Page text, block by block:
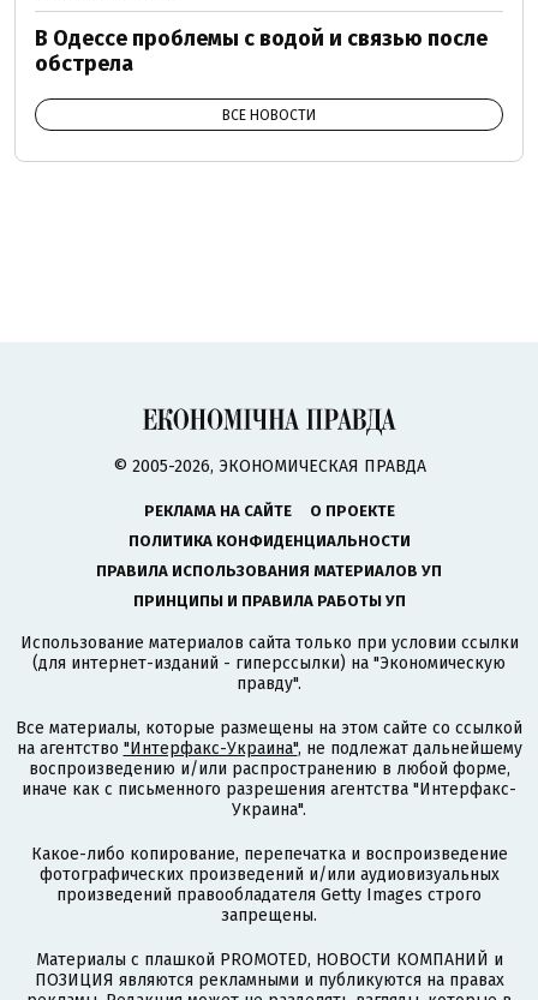
В Одессе проблемы с водой и связью после
обстрела
ВСЕ НОВОСТИ
© 2005-2026, ЭКОНОМИЧЕСКАЯ ПРАВДА
РЕКЛАМА НА САЙТЕ
О ПРОЕКТЕ
ПОЛИТИКА КОНФИДЕНЦИАЛЬНОСТИ
ПРАВИЛА ИСПОЛЬЗОВАНИЯ МАТЕРИАЛОВ УП
ПРИНЦИПЫ И ПРАВИЛА РАБОТЫ УП
Использование материалов сайта только при условии ссылки
(для интернет-изданий - гиперссылки) на "Экономическую
правду".
Все материалы, которые размещены на этом сайте со ссылкой
на агентство "Интерфакс-Украина", не подлежат дальнейшему
воспроизведению и/или распространению в любой форме,
иначе как с письменного разрешения агентства "Интерфакс-
Украина".
Какое-либо копирование, перепечатка и воспроизведение
фотографических произведений и/или аудиовизуальных
произведений правообладателя Getty Images строго
запрещены.
Материалы с плашкой PROMOTED, НОВОСТИ КОМПАНИЙ и
ПОЗИЦИЯ являются рекламными и публикуются на правах